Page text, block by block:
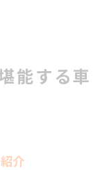
能する車
介